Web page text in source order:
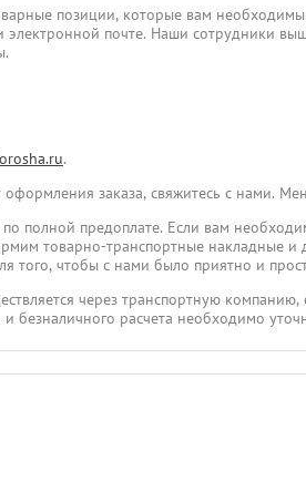
позиции, которые вам необходимы.
почте. Наши сотрудники
.
заказа, свяжитесь с нами.
полной предоплате. Если вам
товарно-транспортные накладные и
того, чтобы с нами было приятно и
через транспортную компанию,
безналичного расчета необходимо